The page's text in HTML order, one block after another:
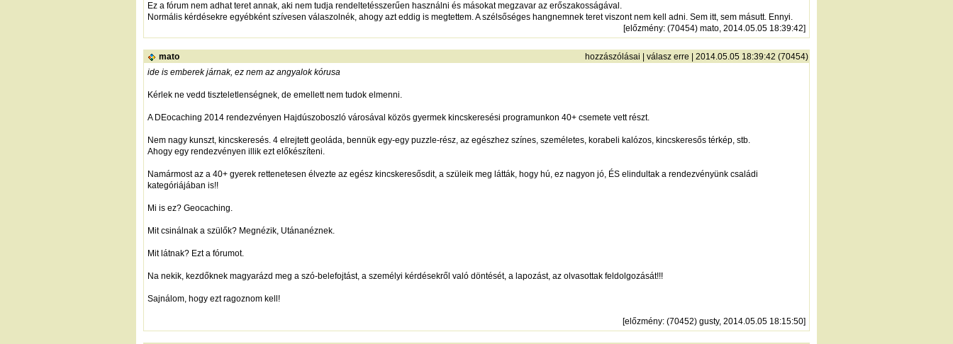
Ez a fórum nem adhat teret annak, aki nem tudja rendeltetésszerűen használni és másokat megzavar az erőszakosságával.
Normális kérdésekre egyébként szívesen válaszolnék, ahogy azt eddig is megtettem. A szélsőséges hangnemnek teret viszont nem kell adni. Sem itt, sem másutt. Ennyi.
[előzmény: (70454) mato, 2014.05.05 18:39:42]
mato hozzászólásai válasz erre | 2014.05.05 18:39:42 (70454)
ide is emberek járnak, ez nem az angyalok kórusa
Kérlek ne vedd tiszteletlenségnek, de emellett nem tudok elmenni.
A DEocaching 2014 rendezvényen Hajdúszoboszló városával közös gyermek kincskeresési programunkon 40+ csemete vett részt.
Nem nagy kunszt, kincskeresés. 4 elrejtett geoláda, bennük egy-egy puzzle-rész, az egészhez színes, személetes, korabeli kalózos, kincskeresős térkép, stb.
Ahogy egy rendezvényen illik ezt előkészíteni.
Namármost az a 40+ gyerek rettenetesen élvezte az egész kincskeresősdit, a szüleik meg látták, hogy hú, ez nagyon jó, ÉS elindultak a rendezvényünk családi
kategóriájában is!!
Mi is ez? Geocaching.
Mit csinálnak a szülők? Megnézik, Utánanéznek.
Mit látnak? Ezt a fórumot.
Na nekik, kezdőknek magyarázd meg a szó-belefojtást, a személyi kérdésekről való döntését, a lapozást, az olvasottak feldolgozását!!!
Sajnálom, hogy ezt ragoznom kell!
[előzmény: (70452) gusty, 2014.05.05 18:15:50]